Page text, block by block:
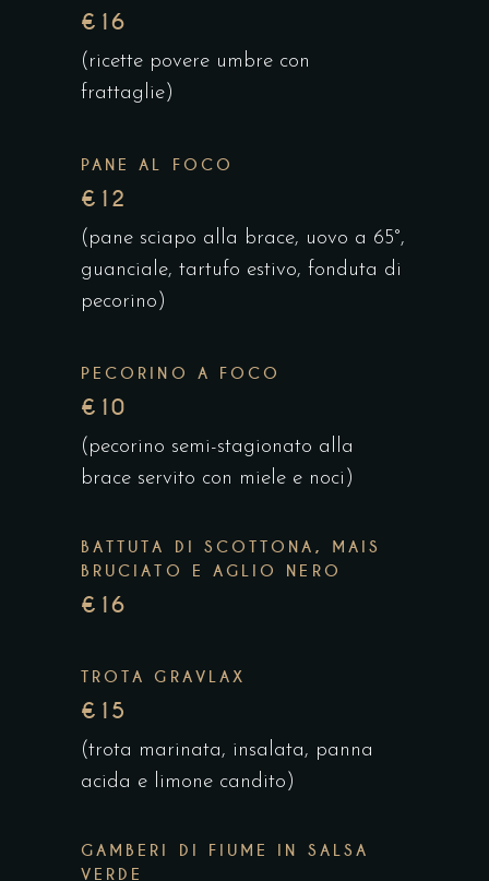
€16
(ricette povere umbre con
frattaglie)
PANE AL FOCO
€12
(pane sciapo alla brace, uovo a 65°,
guanciale, tartufo estivo, fonduta di
pecorino)
PECORINO A FOCO
€10
(pecorino semi-stagionato alla
brace servito con miele e noci)
BATTUTA DI SCOTTONA, MAIS
BRUCIATO E AGLIO NERO
€16
TROTA GRAVLAX
€15
(trota marinata, insalata, panna
acida e limone candito)
GAMBERI DI FIUME IN SALSA
VERDE